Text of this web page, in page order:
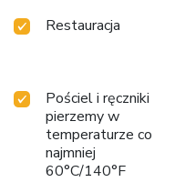
Restauracja
Pościel i ręczniki
pierzemy w
temperaturze co
najmniej
60°C/140°F